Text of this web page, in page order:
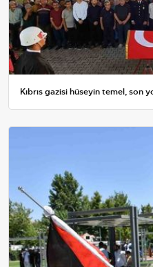
Kıbrıs gazisi hüseyin temel, son